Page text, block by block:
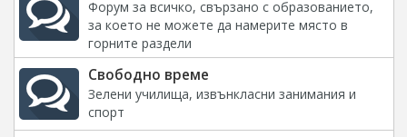
Форум за всичко, свързано с образованието,
за което не можете да намерите място в
горните раздели
Свободно време
Зелени училища, извънкласни занимания и
спорт